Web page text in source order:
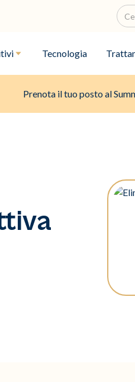
Tecnologia
Prenota il tuo posto al